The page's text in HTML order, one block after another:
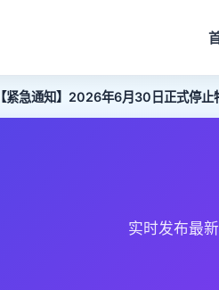
【紧急通知】2026年6月30日正式停止
实时发布最